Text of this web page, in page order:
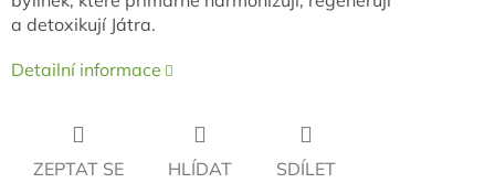
a detoxikují Játra.
Detailní informace
ZEPTAT SE HLÍDAT SDÍLET